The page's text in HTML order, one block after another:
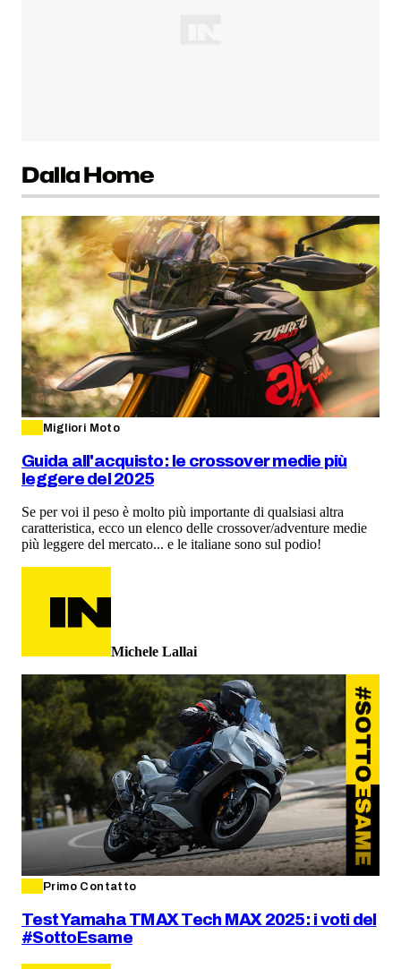
Dalla Home
Migliori Moto
Guida all'acquisto: le crossover medie più
leggere del 2025
Se per voi il peso è molto più importante di qualsiasi altra
caratteristica, ecco un elenco delle crossover/adventure medie
più leggere del mercato... e le italiane sono sul podio!
Michele Lallai
Primo Contatto
Test Yamaha TMAX Tech MAX 2025: i voti del
#SottoEsame